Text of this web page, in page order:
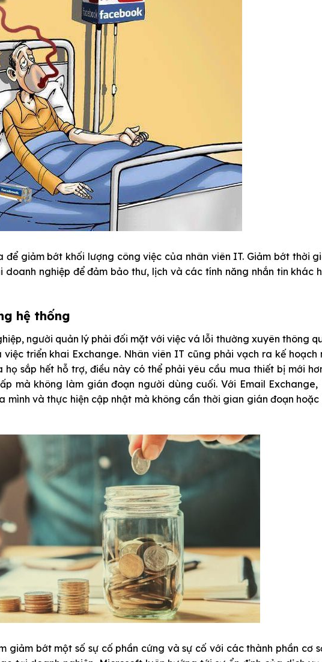
để giảm bớt khối lượng công việc của nhân viên IT. Giảm bớt thời
nghiệp để đảm bảo thư, lịch và các tính năng nhắn tin khác
hệ thống
người quản lý phải đối mặt với việc vá lỗi thường xuyên thông
triển khai Exchange. Nhân viên IT cũng phải vạch ra kế hoạch
họ sắp hết hỗ trợ, điều này có thể phải yêu cầu mua thiết bị mới
mà không làm gián đoạn người dùng cuối. Với Email Exchange,
và thực hiện cập nhật mà không cần thời gian gián đoạn hoặc
giảm bớt một số sự cố phần cứng và sự cố với các thành phần cơ